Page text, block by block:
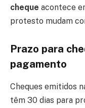
cheque acontece
protesto mudam
Prazo para
pagamento
Cheques emitidos
têm 30 dias para